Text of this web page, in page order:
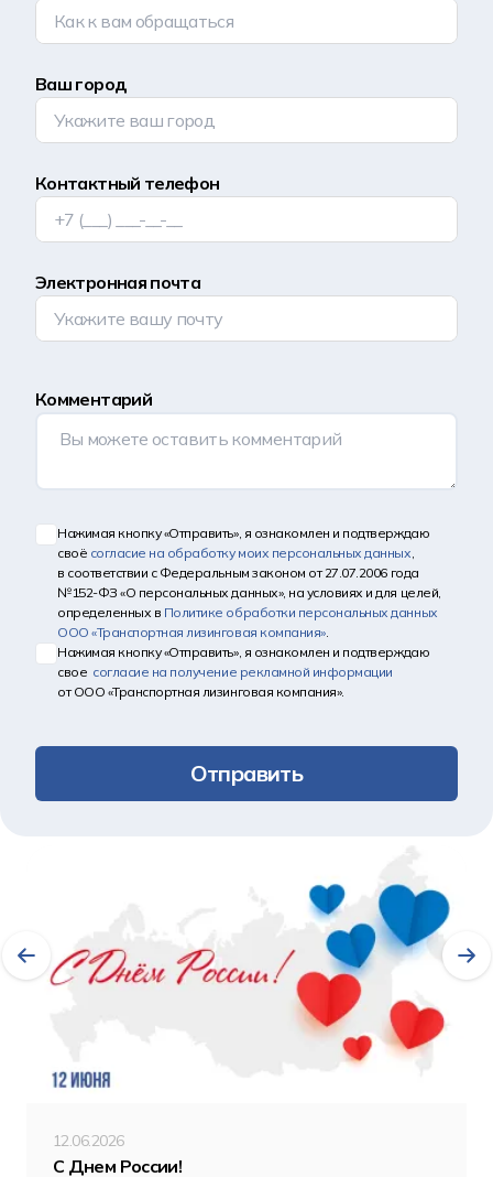
Ваш город
Контактный телефон
Электронная почта
Комментарий
Нажимая кнопку «Отправить», я ознакомлен и подтверждаю
своё согласие на обработку моих персональных данных,
в соответствии с Федеральным законом от 27.07.2006 года
№152-ФЗ «О персональных данных», на условиях и для целей,
определенных в Политике обработки персональных данных
ООО «Транспортная лизинговая компания».
Нажимая кнопку «Отправить», я ознакомлен и подтверждаю
свое согласие на получение рекламной информации
от ООО «Транспортная лизинговая компания».
Отправить
Другие новости
12.06.2026
С Днем России!